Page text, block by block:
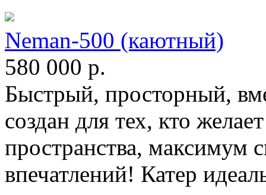
Neman-500 (каютный)
580 000 р.
Быстрый, просторный,
создан для тех, кто
пространства, максимум
впечатлений! Катер